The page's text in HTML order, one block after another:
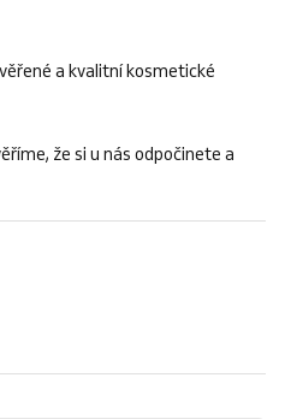
a kvalitní kosmetické
že si u nás odpočinete a